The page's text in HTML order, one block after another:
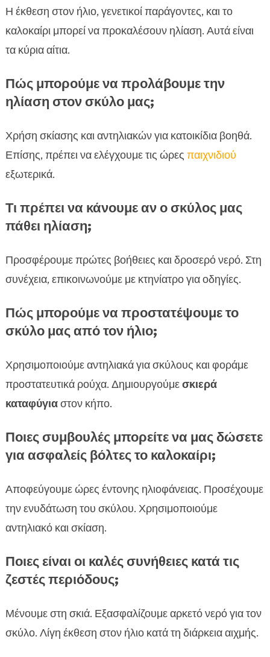
Η έκθεση στον ήλιο, γενετικοί παράγοντες, και το
καλοκαίρι μπορεί να προκαλέσουν ηλίαση. Αυτά είναι
τα κύρια αίτια.
Πώς μπορούμε να προλάβουμε την
ηλίαση στον σκύλο μας;
Χρήση σκίασης και αντηλιακών για κατοικίδια βοηθά.
Επίσης, πρέπει να ελέγχουμε τις ώρες παιχνιδιού
εξωτερικά.
Τι πρέπει να κάνουμε αν ο σκύλος μας
πάθει ηλίαση;
Προσφέρουμε πρώτες βοήθειες και δροσερό νερό. Στη
συνέχεια, επικοινωνούμε με κτηνίατρο για οδηγίες.
Πώς μπορούμε να προστατέψουμε το
σκύλο μας από τον ήλιο;
Χρησιμοποιούμε αντηλιακά για σκύλους και φοράμε
προστατευτικά ρούχα. Δημιουργούμεσκιερά
καταφύγιαστον κήπο.
Ποιες συμβουλές μπορείτε να μας δώσετε
για ασφαλείς βόλτες το καλοκαίρι;
Αποφεύγουμε ώρες έντονης ηλιοφάνειας. Προσέχουμε
την ενυδάτωση του σκύλου. Χρησιμοποιούμε
αντηλιακό και σκίαση.
Ποιες είναι οι καλές συνήθειες κατά τις
ζεστές περιόδους;
Μένουμε στη σκιά. Εξασφαλίζουμε αρκετό νερό για τον
σκύλο. Λίγη έκθεση στον ήλιο κατά τη διάρκεια αιχμής.